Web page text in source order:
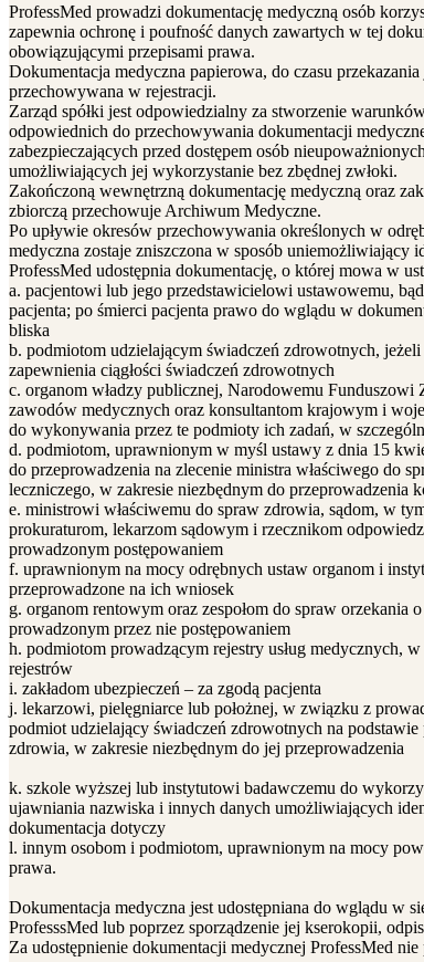
ProfessMed prowadzi dokumentację medyczną osób
zapewnia ochronę i poufność danych zawartych w tej
obowiązującymi przepisami prawa.
Dokumentacja medyczna papierowa, do czasu
przechowywana w rejestracji.
Zarząd spółki jest odpowiedzialny za stworzenie
odpowiednich do przechowywania dokumentacji
zabezpieczających przed dostępem osób
umożliwiających jej wykorzystanie bez zbędnej zwłoki.
Zakończoną wewnętrzną dokumentację medyczną oraz
zbiorczą przechowuje Archiwum Medyczne.
Po upływie okresów przechowywania określonych w
medyczna zostaje zniszczona w sposób uniemożliwiający
ProfessMed udostępnia dokumentację, o której mowa w
a. pacjentowi lub jego przedstawicielowi ustawowemu,
pacjenta; po śmierci pacjenta prawo do wglądu w
bliska
b. podmiotom udzielającym świadczeń zdrowotnych,
zapewnienia ciągłości świadczeń zdrowotnych
c. organom władzy publicznej, Narodowemu Funduszowi
zawodów medycznych oraz konsultantom krajowym i
do wykonywania przez te podmioty ich zadań, w
d. podmiotom, uprawnionym w myśl ustawy z dnia 15
do przeprowadzenia na zlecenie ministra właściwego do
leczniczego, w zakresie niezbędnym do przeprowadzenia
e. ministrowi właściwemu do spraw zdrowia, sądom, w
prokuraturom, lekarzom sądowym i rzecznikom
prowadzonym postępowaniem
f. uprawnionym na mocy odrębnych ustaw organom i
przeprowadzone na ich wniosek
g. organom rentowym oraz zespołom do spraw orzekania
prowadzonym przez nie postępowaniem
h. podmiotom prowadzącym rejestry usług medycznych,
rejestrów
i. zakładom ubezpieczeń – za zgodą pacjenta
j. lekarzowi, pielęgniarce lub położnej, w związku z
podmiot udzielający świadczeń zdrowotnych na
zdrowia, w zakresie niezbędnym do jej przeprowadzenia
k. szkole wyższej lub instytutowi badawczemu do
ujawniania nazwiska i innych danych umożliwiających
dokumentacja dotyczy
l. innym osobom i podmiotom, uprawnionym na mocy
prawa.
Dokumentacja medyczna jest udostępniana do wglądu w
ProfesssMed lub poprzez sporządzenie jej kserokopii,
Za udostępnienie dokumentacji medycznej ProfessMed nie